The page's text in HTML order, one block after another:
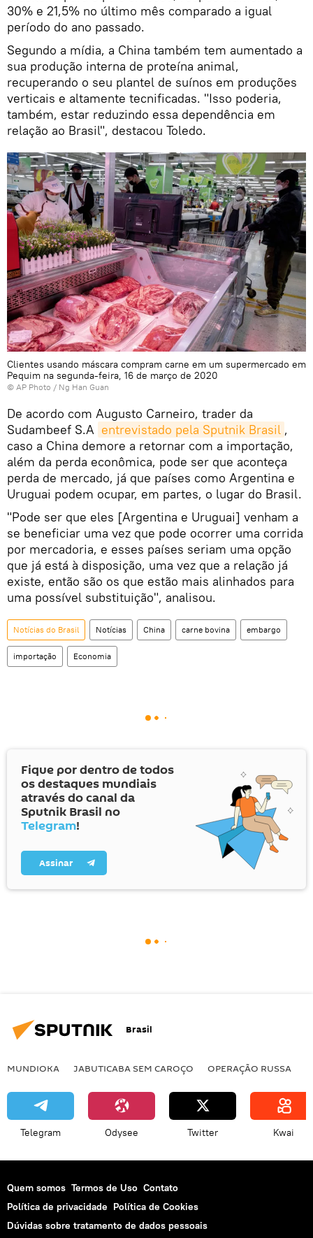
30% e 21,5% no último mês comparado a igual
período do ano passado.
Segundo a mídia, a China também tem aumentado a
sua produção interna de proteína animal,
recuperando o seu plantel de suínos em produções
verticais e altamente tecnificadas. "Isso poderia,
também, estar reduzindo essa dependência em
relação ao Brasil", destacou Toledo.
Clientes usando máscara compram carne em um supermercado em
Pequim na segunda-feira, 16 de março de 2020
© AP Photo / Ng Han Guan
De acordo com Augusto Carneiro, trader da
Sudambeef S.A entrevistado pela Sputnik Brasil ,
caso a China demore a retornar com a importação,
além da perda econômica, pode ser que aconteça
perda de mercado, já que países como Argentina e
Uruguai podem ocupar, em partes, o lugar do Brasil.
"Pode ser que eles [Argentina e Uruguai] venham a
se beneficiar uma vez que pode ocorrer uma corrida
por mercadoria, e esses países seriam uma opção
que já está à disposição, uma vez que a relação já
existe, então são os que estão mais alinhados para
uma possível substituição", analisou.
Notícias do Brasil Notícias China carne bovina embargo
importação Economia
Fique por dentro de todos
os destaques mundiais
através do canal da
Sputnik Brasil no
Telegram!
Assinar
Brasil
MUNDIOKA JABUTICABA SEM CAROÇO OPERAÇÃO RUSSA
Telegram Odysee Twitter Kwai
Quem somos Termos de Uso Contato
Política de privacidade Política de Cookies
Dúvidas sobre tratamento de dados pessoais